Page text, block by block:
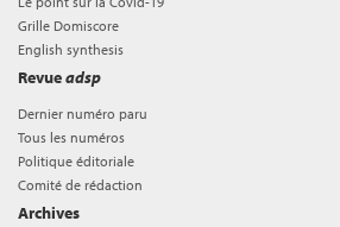
Grille Domiscore
English synthesis
Revueadsp
Dernier numéro paru
Tous les numéros
Politique éditoriale
Comité de rédaction
Archives